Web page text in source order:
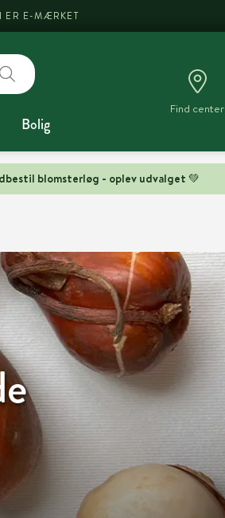
blomsterløg - oplev udvalget 💚
ER E-MÆRKET
Bolig
Find center